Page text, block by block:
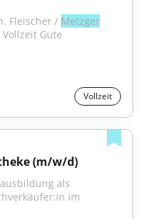
Fleischer / Metzger
Gute
Vollzeit
(m/w/d)
im